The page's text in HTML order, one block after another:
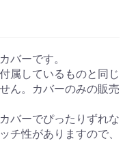
バーです。
属しているものと同じ
ん。カバーのみの販売
バーでぴったりずれな
チ性がありますので、